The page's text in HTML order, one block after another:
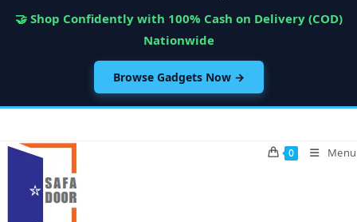
🤝 Shop Confidently with 100% Cash on Delivery (COD)
Nationwide
Browse Gadgets Now →
content
0 Menu